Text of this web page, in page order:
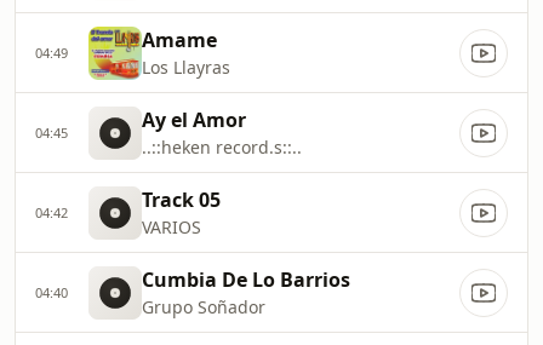
04:49 Amame
Los Llayras
04:45 Ay el Amor
..::heken record.s::..
04:42 Track 05
VARIOS
04:40 Cumbia De Lo Barrios
Grupo Soñador